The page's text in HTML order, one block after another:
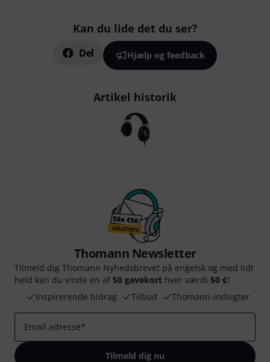
Kan du lide det du ser?
Del Hjælp og feedback
Artikel historik
Thomann Newsletter
Tilmeld dig Thomann Nyhedsbrevet på engelsk og med lidt
held kan du vinde en af 50 gavekort hver værdi 50 €!
Inspirerende bidrag
Tilbud Thomann-indsigter
Email adresse*
Tilmeld dig nu